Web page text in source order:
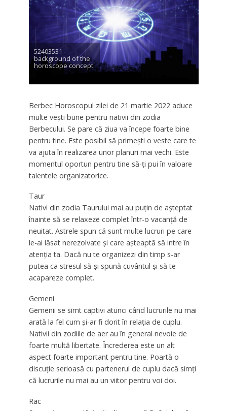
52403531 -
background of the
horoscope concept.
Berbec Horoscopul zilei de 21 martie 2022 aduce
multe vești bune pentru nativii din zodia
Berbecului. Se pare că ziua va începe foarte bine
pentru tine. Este posibil să primești o veste care te
va ajuta în realizarea unor planuri mai vechi. Este
momentul oportun pentru tine să-ți pui în valoare
talentele organizatorice.
Taur
Nativi din zodia Taurului mai au puțin de așteptat
înainte să se relaxeze complet într-o vacanță de
neuitat. Astrele spun că sunt multe lucruri pe care
le-ai lăsat nerezolvate și care așteaptă să intre în
atenția ta. Dacă nu te organizezi din timp s-ar
putea ca stresul să-și spună cuvântul și să te
acapareze complet.
Gemeni
Gemenii se simt captivi atunci când lucrurile nu mai
arată la fel cum și-ar fi dorit în relația de cuplu.
Nativii din zodiile de aer au în general nevoie de
foarte multă libertate. Încrederea este un alt
aspect foarte important pentru tine. Poartă o
discuție serioasă cu partenerul de cuplu dacă simți
că lucrurile nu mai au un viitor pentru voi doi.
Rac